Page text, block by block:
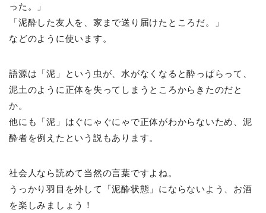
った。」
「泥酔した友人を、家まで送り届けたところだ。」
などのように使います。
語源は「泥」という虫が、水がなくなると酔っぱらって、
泥土のように正体を失ってしまうところからきたのだと
か。
他にも「泥」はぐにゃぐにゃで正体がわからないため、泥
酔者を例えたという説もあります。
社会人なら読めて当然の言葉ですよね。
うっかり羽目を外して「泥酔状態」にならないよう、お酒
を楽しみましょう！